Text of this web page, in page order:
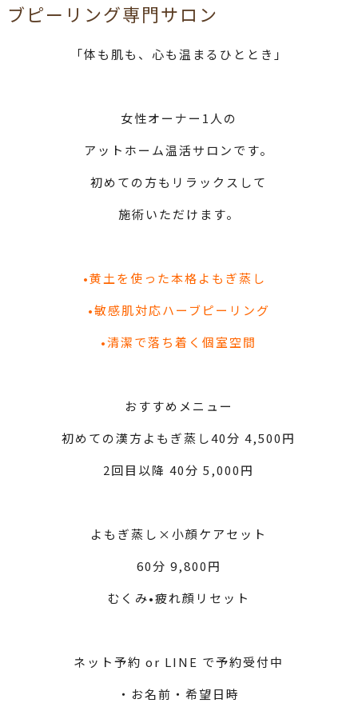
ブピーリング専門サロン
「体も肌も、心も温まるひととき」
女性オーナー1人の
アットホーム温活サロンです。
初めての方もリラックスして
施術いただけます。
•黄土を使った本格よもぎ蒸し
•敏感肌対応ハーブピーリング
•清潔で落ち着く個室空間
おすすめメニュー
初めての漢方よもぎ蒸し40分 4,500円
2回目以降 40分 5,000円
よもぎ蒸し×小顔ケアセット
60分 9,800円
むくみ•疲れ顔リセット
ネット予約 or LINE で予約受付中
・お名前・希望日時